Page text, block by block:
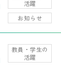
活躍
お知らせ
教員・学生の
活躍